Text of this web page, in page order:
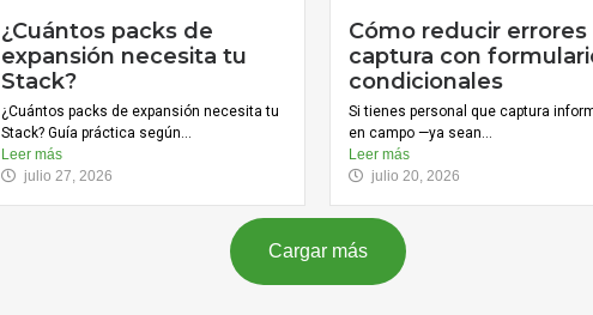
¿Cuántos packs de
expansión necesita tu
Stack?
¿Cuántos packs de expansión necesita tu
Stack? Guía práctica según...
Leer más
julio 27, 2026
Cómo reducir errores
captura con
condicionales
Si tienes personal que captura
en campo —ya sean...
Leer más
julio 20, 2026
Cargar más